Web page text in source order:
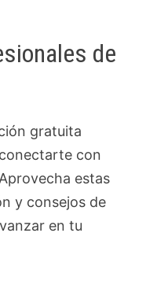
de
gratuita
con
estas
y consejos de
en tu